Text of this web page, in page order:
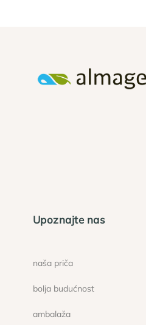
Upoznajte nas
naša priča
bolja budućnost
ambalaža